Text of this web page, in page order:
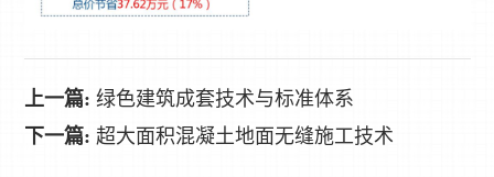
上一篇: 绿色建筑成套技术与标准体系
下一篇: 超大面积混凝土地面无缝施工技术